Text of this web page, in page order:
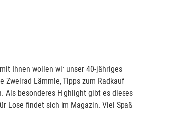
Ihnen wollen wir unser 40-jähriges
Lämmle, Tipps zum Radkauf
Als besonderes Highlight gibt es dieses
Lose findet sich im Magazin. Viel Spaß